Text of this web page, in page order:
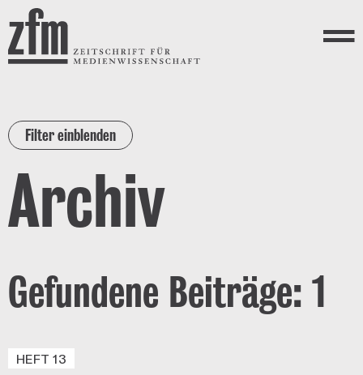
Direkt zum Inhalt
ZEITSCHRIFT FÜR
MEDIENWISSENSCHAFT
Menü
Filter einblenden
Archiv
Gefundene Beiträge: 1
HEFT 13